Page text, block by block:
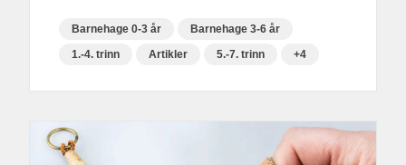
Barnehage 0-3 år
Barnehage 3-6 år
1.-4. trinn
Artikler 5.-7. trinn +4